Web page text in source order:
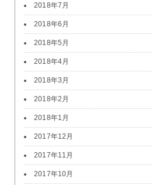
2018年7月
2018年6月
2018年5月
2018年4月
2018年3月
2018年2月
2018年1月
2017年12月
2017年11月
2017年10月